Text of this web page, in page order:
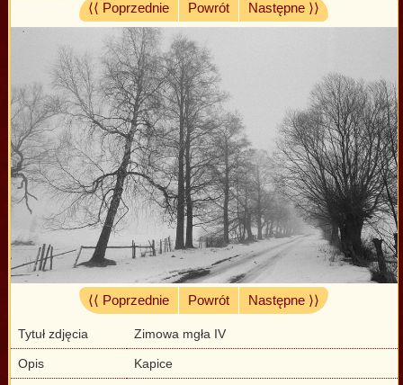
⟨⟨ Poprzednie
Powrót Następne ⟩⟩
⟨⟨ Poprzednie Powrót Następne ⟩⟩
Tytuł zdjęcia Zimowa mgła IV
Opis Kapice